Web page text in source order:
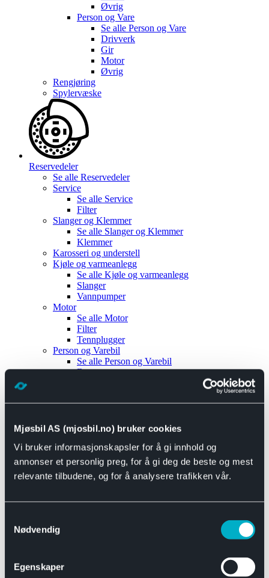
Mjøsbil AS (mjosbil.no) bruker cookies
Vi bruker informasjonskapsler for å gi innhold og
annonser et personlig preg, for å gi deg de beste og mest
relevante tilbudene, og for å analysere trafikken vår.
Nødvendig
Egenskaper
Øvrig
Person og Vare
Se alle Person og Vare
Drivverk
Gir
Motor
Øvrig
Rengjøring
Spylervæske
Reservedeler
Se alle Reservedeler
Service
Se alle Service
Filter
Slanger og Klemmer
Se alle Slanger og Klemmer
Klemmer
Karosseri og understell
Kjøle og varmeanlegg
Se alle Kjøle og varmeanlegg
Slanger
Vannpumper
Motor
Se alle Motor
Filter
Tennplugger
Person og Varebil
Se alle Person og Varebil
Brems
Motor og drivverk
Se alle Universal
Bremsedeler
Se alle Bremsedeler
Bremsenippler
Drivline og motor
Se alle Drivline og motor
Eksosanlegg